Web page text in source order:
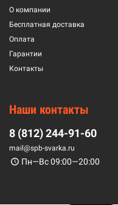
О компании
Бесплатная доставка
Оплата
Гарантии
Контакты
Наши контакты
8 (812) 244-91-60
mail@spb-svarka.ru
Пн—Вс 09:00—20:00